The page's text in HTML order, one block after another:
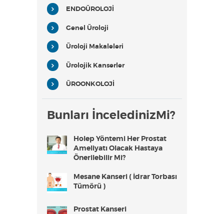
ENDOÜROLOJİ
Genel Üroloji
Üroloji Makaleleri
Ürolojik Kanserler
ÜROONKOLOJİ
Bunları İnceledinizMi?
Holep Yöntemi Her Prostat
Ameliyatı Olacak Hastaya
Önerilebilir Mi?
Mesane Kanseri ( İdrar Torbası
Tümörü )
Prostat Kanseri